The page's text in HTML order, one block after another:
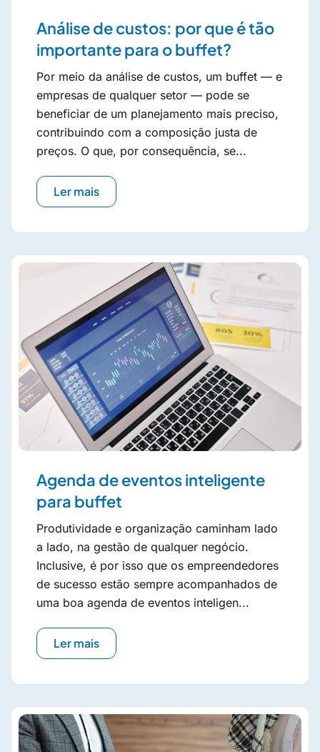
Análise de custos: por que é tão
importante para o buffet?
Por meio da análise de custos, um buffet — e
empresas de qualquer setor — pode se
beneficiar de um planejamento mais preciso,
contribuindo com a composição justa de
preços. O que, por consequência, se...
Ler mais
Agenda de eventos inteligente
para buffet
Produtividade e organização caminham lado
a lado, na gestão de qualquer negócio.
Inclusive, é por isso que os empreendedores
de sucesso estão sempre acompanhados de
uma boa agenda de eventos inteligen...
Ler mais